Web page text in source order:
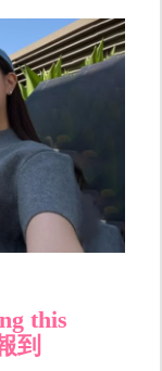
this
到